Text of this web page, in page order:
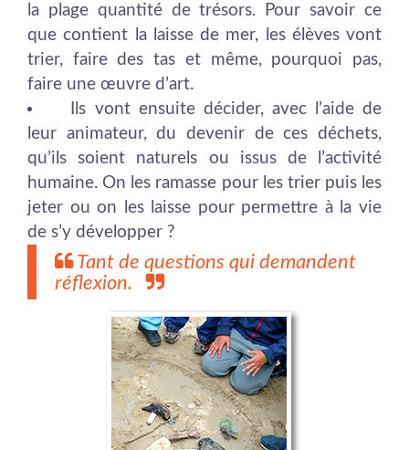
la plage quantité de trésors. Pour savoir ce
que contient la laisse de mer, les élèves vont
trier, faire des tas et même, pourquoi pas,
faire une œuvre d’art.
Ils vont ensuite décider, avec l’aide de
leur animateur, du devenir de ces déchets,
qu’ils soient naturels ou issus de l’activité
humaine. On les ramasse pour les trier puis les
jeter ou on les laisse pour permettre à la vie
de s’y développer ?
Tant de questions qui demandent
réflexion.